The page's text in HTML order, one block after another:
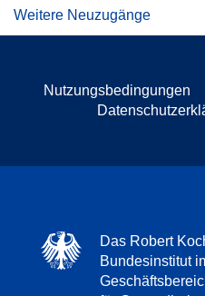
Weitere Neuzugänge
Nutzungsbedingungen
Das Robert
Bundesinstitut